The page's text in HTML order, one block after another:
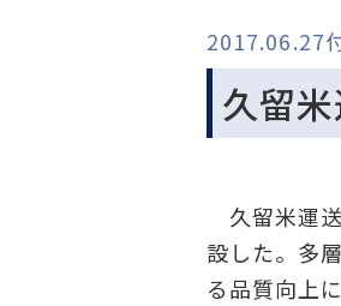
2017.06.27
久留
久留米運
設した。多
る品質向上